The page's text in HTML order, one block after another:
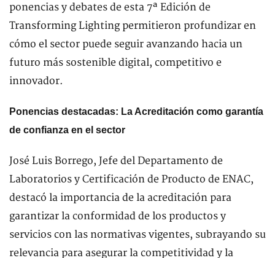
ponencias y debates de esta 7ª Edición de
Transforming Lighting permitieron profundizar en
cómo el sector puede seguir avanzando hacia un
futuro más sostenible digital, competitivo e
innovador.
Ponencias destacadas: La Acreditación como garantía
de confianza en el sector
José Luis Borrego, Jefe del Departamento de
Laboratorios y Certificación de Producto de ENAC,
destacó la importancia de la acreditación para
garantizar la conformidad de los productos y
servicios con las normativas vigentes, subrayando su
relevancia para asegurar la competitividad y la